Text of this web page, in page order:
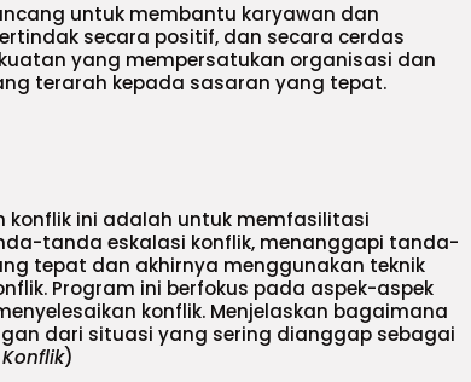
untuk membantu karyawan dan
secara positif, dan secara cerdas
yang mempersatukan organisasi dan
terarah kepada sasaran yang tepat.
konflik ini adalah untuk memfasilitasi
tanda eskalasi konflik, menanggapi tanda-
tepat dan akhirnya menggunakan teknik
Program ini berfokus pada aspek-aspek
konflik. Menjelaskan bagaimana
dari situasi yang sering dianggap sebagai
)